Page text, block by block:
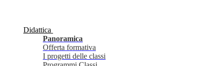
Didattica
Panoramica
Offerta formativa
I progetti delle classi